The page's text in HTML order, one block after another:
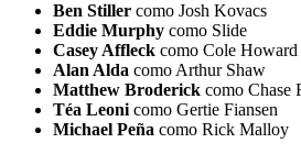
Ben Stiller como Josh Kovacs
Eddie Murphy como Slide
Casey Affleck como Cole Howard
Alan Alda como Arthur Shaw
Matthew Broderick como Chase
Téa Leoni como Gertie Fiansen
Michael Peña como Rick Malloy